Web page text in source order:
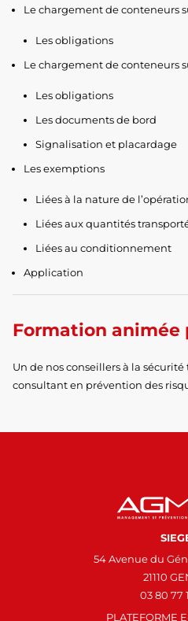
Le chargement de conteneurs
Les obligations
Le chargement de conteneurs
Les obligations
Les documents de bord
Signalisation et placardage
Les exemptions
Liées à la nature de
Liées aux quantités
Liées au conditionnement
Application
Formation animée
Un de nos conseillers à la
consultant en prévention des
54 Avenue du
21110
03 80 77
PLATEFORME